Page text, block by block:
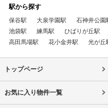
駅から探す
保谷駅 大泉学園駅 石神井公園
池袋駅
練馬駅 ひばりが丘駅
高田馬場駅
花小金井駅 光が丘
トップページ
お気に入り物件一覧